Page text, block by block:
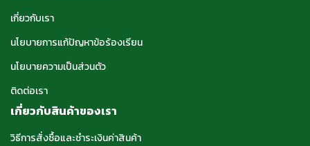
เกี่ยวกับเรา
นโยบายการแก้ปัญหาข้อร้องเรียน
นโยบายความเป็นส่วนตัว
ติดต่อเรา
เกี่ยวกับสินค้าของเรา
วิธีการสั่งซื้อและชำระเงินค่าสินค้า